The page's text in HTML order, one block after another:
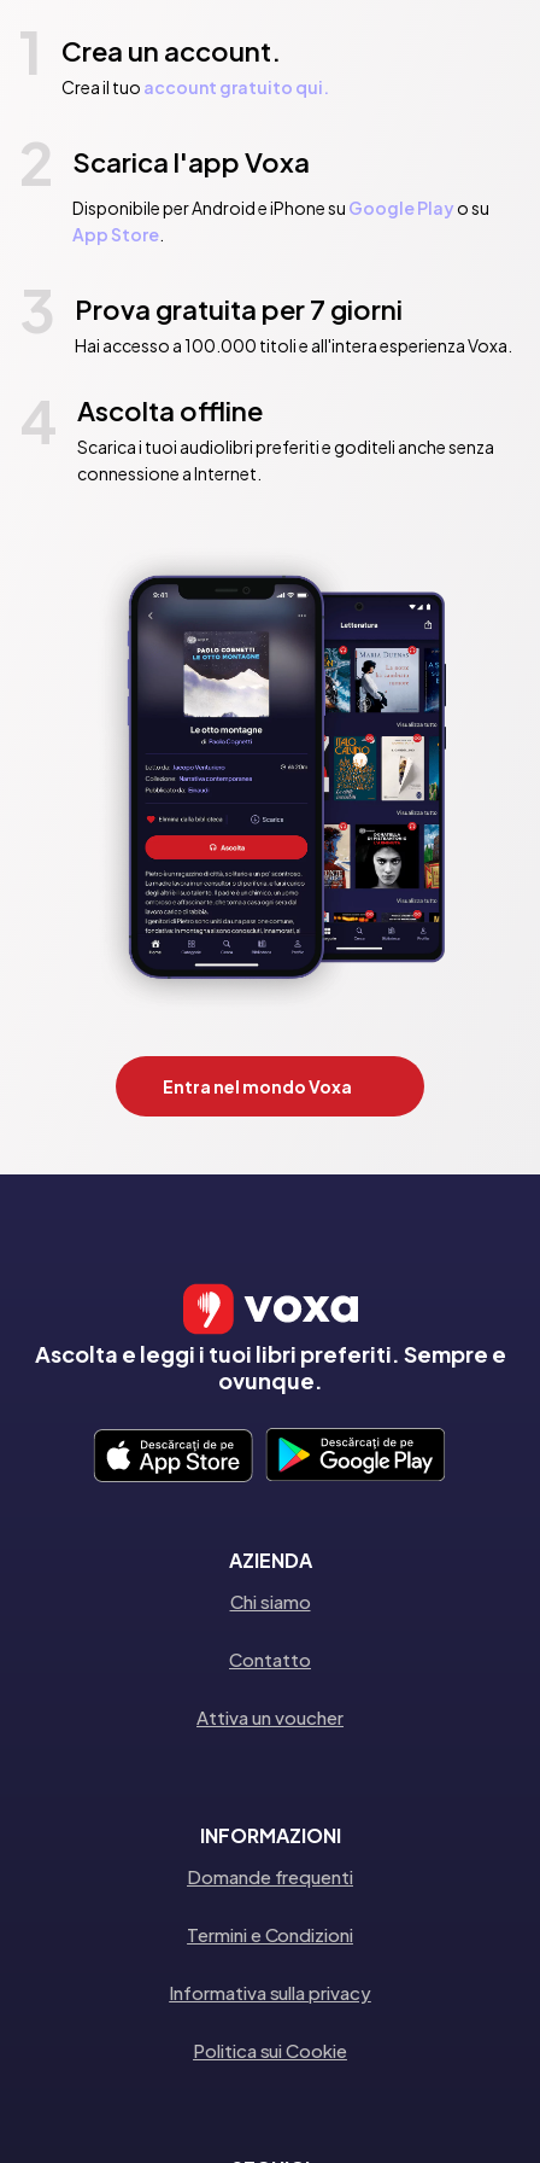
1 Crea un account.
Crea il tuo account gratuito qui.
2 Scarica l'app Voxa
Disponibile per Android e iPhone su Google Playo su
App Store.
3 Prova gratuita per 7 giorni
Hai accesso a 100.000 titoli e all'intera esperienza Voxa.
4 Ascolta offline
Scarica i tuoi audiolibri preferiti e goditeli anche senza
connessione a Internet.
Entra nel mondo Voxa
Ascolta e leggi i tuoi libri preferiti. Sempre e
ovunque.
AZIENDA
Chi siamo
Contatto
Attiva un voucher
INFORMAZIONI
Domande frequenti
Termini e Condizioni
Informativa sulla privacy
Politica sui Cookie